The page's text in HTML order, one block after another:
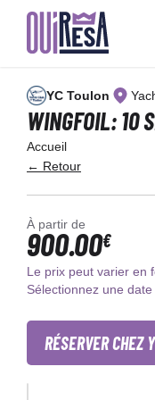
contenu
principal
YC Toulon
WINGFOIL: 10
Accueil
← Retour
À partir de
900.00€
Le prix peut varier en
Sélectionnez une
RÉSERVER CHEZ